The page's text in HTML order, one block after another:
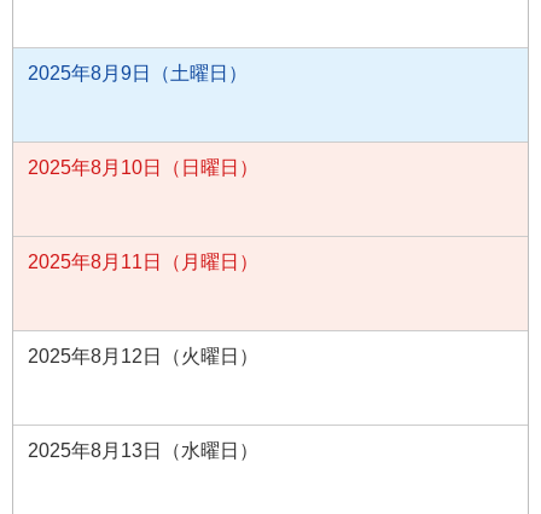
2025年8月9日（土曜日）
2025年8月10日（日曜日）
2025年8月11日（月曜日）
2025年8月12日（火曜日）
2025年8月13日（水曜日）